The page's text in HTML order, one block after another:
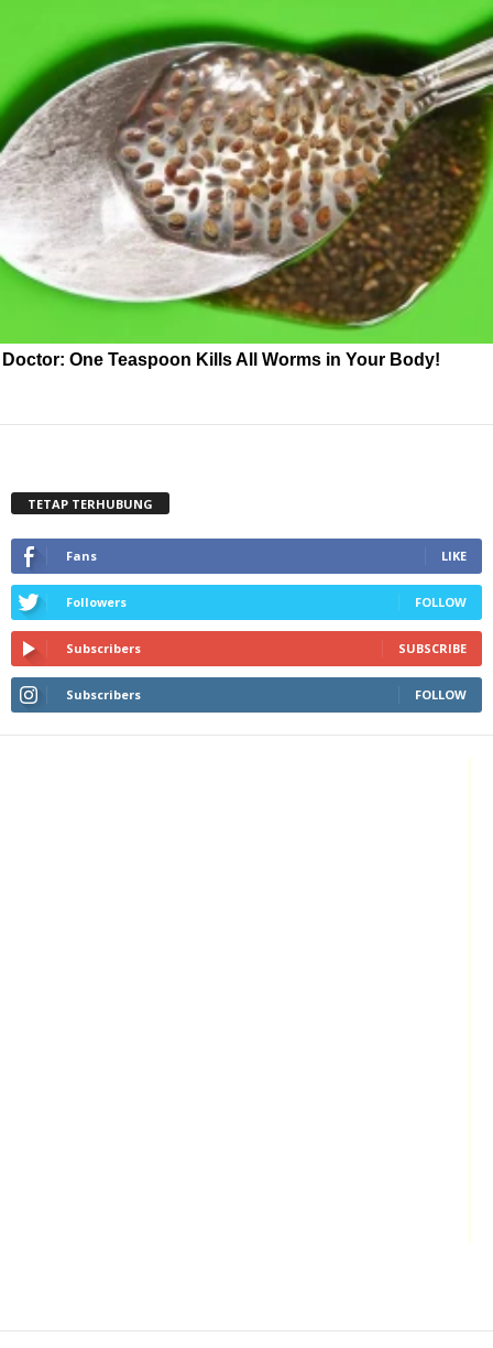
Doctor: One Teaspoon Kills All Worms in Your Body!
TETAP TERHUBUNG
Fans LIKE
Followers FOLLOW
Subscribers SUBSCRIBE
Subscribers FOLLOW